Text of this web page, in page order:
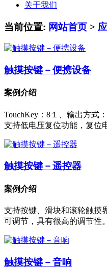
关于我们
当前位置: 网站首页 >
触摸按键－便携设备
案例介绍
TouchKey：8１、输出方式
支持低电压复位功能，复位
触摸按键－遥控器
案例介绍
支持按键、滑块和滚轮触摸
可调节，具有很高的调节性。
触摸按键－音响